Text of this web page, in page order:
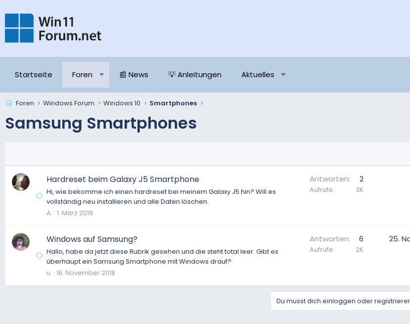
Startseite Foren 📰 News 💡 Anleitungen Aktuelles
Foren Windows Forum Windows 10 Smartphones
Samsung Smartphones
Hardreset beim Galaxy J5 Smartphone
Hi, wie bekomme ich einen hardreset bei meinem Galaxy J5 hin? Will es
vollständig neu installieren und alle Daten löschen.
A. 1. März 2019
Antworten 2
Aufrufe 3K
Windows auf Samsung?
Hallo, habe da jetzt diese Rubrik gesehen und die steht total leer. Gibt es
überhaupt ein Samsung Smartphone mit Windows drauf?
u. 16. November 2018
Antworten 6
Aufrufe 2K
25.
Du musst dich einloggen oder